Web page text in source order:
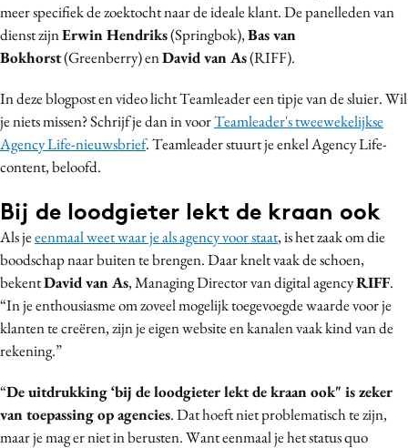
Martech
Media
Merkstrategie
PR
Programmatic
Purpose Marketing
Reputatie & crisis
meer specifiek de zoektocht naar de ideale klant. De panelleden van
dienst zijnErwin Hendriks(Springbok),Bas van
Bokhorst(Greenberry) enDavid van As(RIFF).
In deze blogpost en video licht Teamleader een tipje van de sluier. Wil
je niets missen? Schrijf je dan in voorTeamleader's tweewekelijkse
Agency Life-nieuwsbrief. Teamleader stuurt je enkel Agency Life-
content, beloofd.
Bij de loodgieter lekt de kraan ook
Als jeeenmaal weet waar je als agency voor staat, is het zaak om die
boodschap naar buiten te brengen. Daar knelt vaak de schoen,
bekentDavid van As, Managing Director van digital agencyRIFF.
“In je enthousiasme om zoveel mogelijk toegevoegde waarde voor je
klanten te creëren, zijn je eigen website en kanalen vaak kind van de
rekening.”
“De uitdrukking ‘bij de loodgieter lekt de kraan ook" is zeker
van toepassing op agencies. Dat hoeft niet problematisch te zijn,
maar je mag er niet in berusten. Want eenmaal je het status quo